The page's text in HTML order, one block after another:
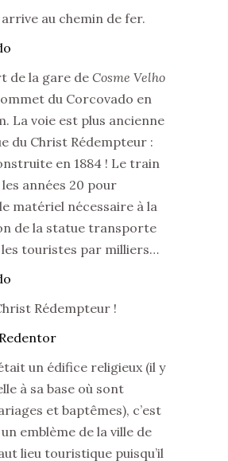
au chemin de fer.
de la gare deCosme Velho
du Corcovado en
La voie est plus ancienne
du Christ Rédempteur :
en 1884 ! Le train
années 20 pour
matériel nécessaire à la
de la statue transporte
les touristes par milliers…
Rédempteur !
un édifice religieux (il y
à sa base où sont
et baptêmes), c’est
emblème de la ville de
lieu touristique puisqu’il